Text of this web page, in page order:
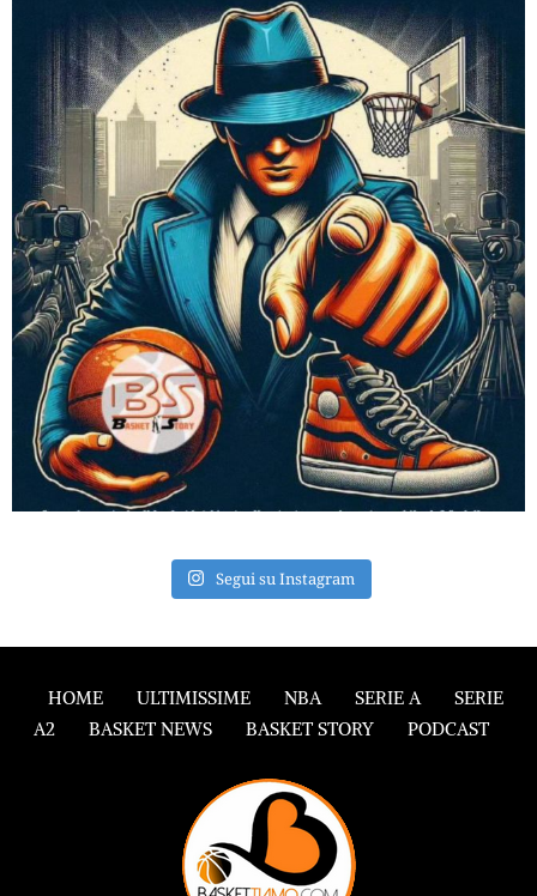
Segui su Instagram
HOME ULTIMISSIME NBA SERIE A
SERIE
A2
BASKET NEWS BASKET STORY PODCAST